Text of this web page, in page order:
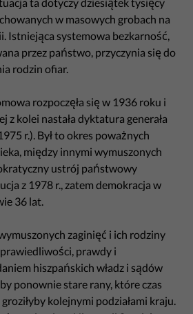
w masowych grobach na
Istniejąca systemowa bezkarność,
przez państwo, przyczynia się do
rodzin ofiar.
rozpoczęła się w 1936 roku i
z kolei nastała dyktatura generała
r.). Był to okres poważnych
między innymi wymuszonych
ustrój państwowy
z 1978 r., zatem demokracja w
36 lat.
zaginięć i ich rodziny
prawdy i
hiszpańskich władz i sądów
ponownie stare rany, które czas
kolejnymi podziałami kraju.